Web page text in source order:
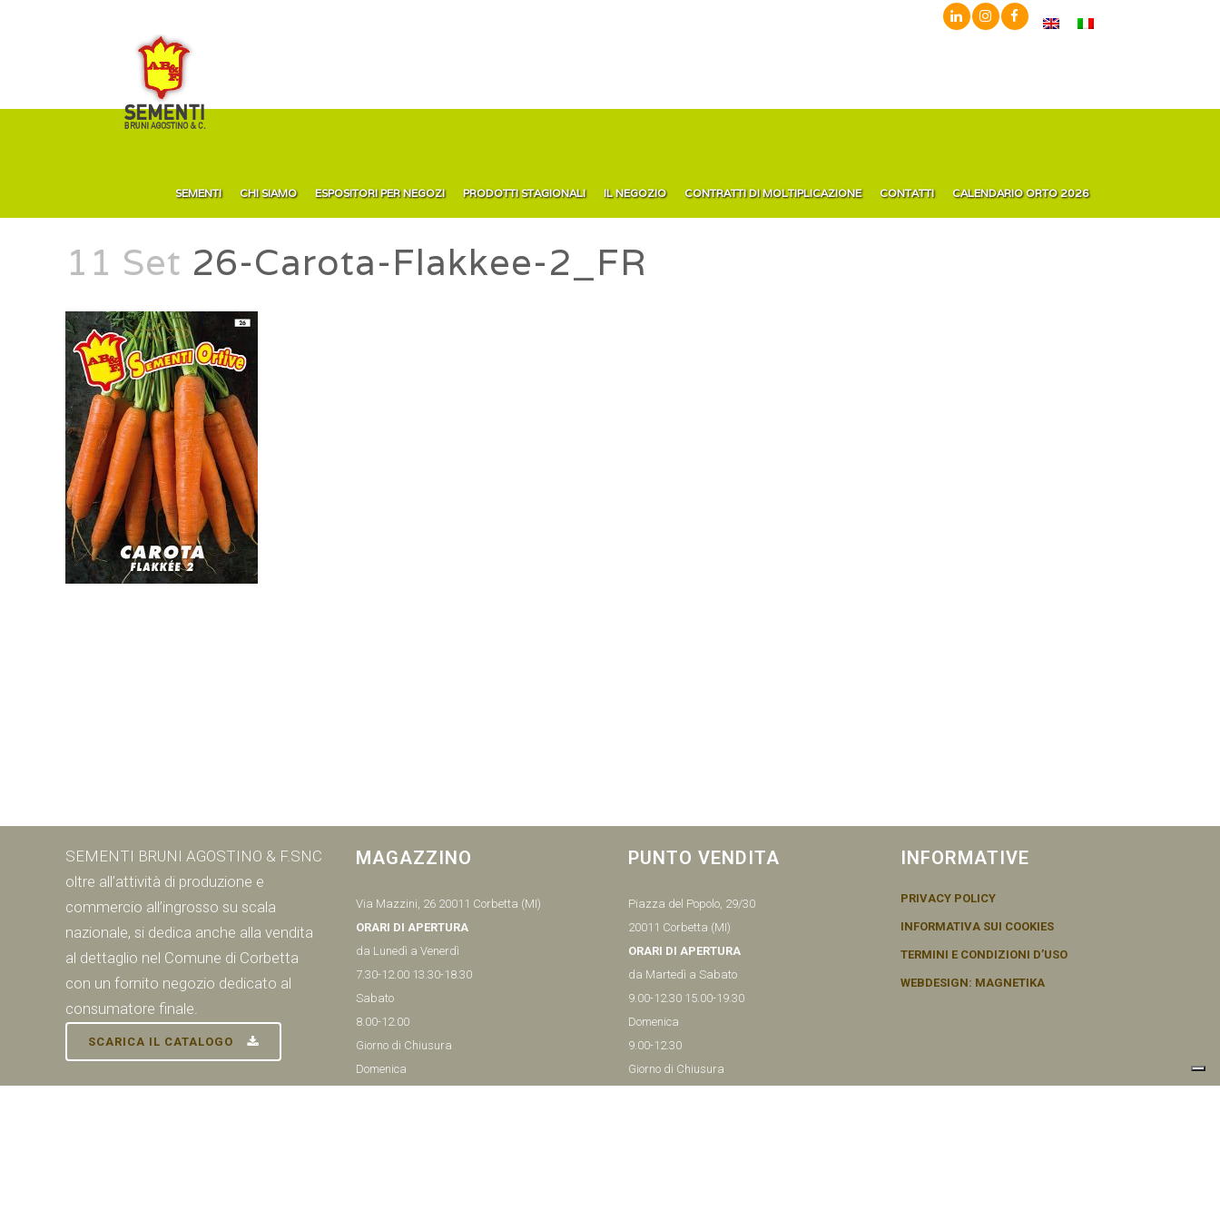
SEMENTI CHI SIAMO ESPOSITORI PER NEGOZI PRODOTTI STAGIONALI IL NEGOZIO CONTRATTI DI MOLTIPLICAZIONE CONTATTI CALENDARIO ORTO 2026
11 Set 26-Carota-Flakkee-2_FR
SEMENTI BRUNI AGOSTINO & F.SNC
oltre all’attività di produzione e
commercio all’ingrosso su scala
nazionale, si dedica anche alla vendita
al dettaglio nel Comune di Corbetta
con un fornito negozio dedicato al
consumatore finale.
SCARICA IL CATALOGO
MAGAZZINO
Via Mazzini, 26 20011 Corbetta (MI)
ORARI DI APERTURA
da Lunedì a Venerdì
7.30-12.00 13.30-18.30
Sabato
8.00-12.00
Giorno di Chiusura
Domenica
PUNTO VENDITA
Piazza del Popolo, 29/30
20011 Corbetta (MI)
ORARI DI APERTURA
da Martedì a Sabato
9.00-12.30 15.00-19.30
Domenica
9.00-12.30
Giorno di Chiusura
INFORMATIVE
PRIVACY POLICY
INFORMATIVA SUI COOKIES
TERMINI E CONDIZIONI D’USO
WEBDESIGN: MAGNETIKA